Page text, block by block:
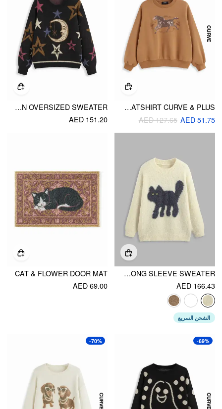
TERRY COTTON-BLEND HORSE GRAPHIC OVERSIZED SWEATSHIRT CURVE & PLUS
AED 51.75
AED 127.65
KNIT STAR & MOON PATTERN OVERSIZED SWEATER
AED 151.20
WOOL-BLEND ROUND NECKLINE CAT KNITTED LONG SLEEVE SWEATER
AED 166.43
الشحن السريع
CAT & FLOWER DOOR MAT
AED 69.00
-69%
-70%